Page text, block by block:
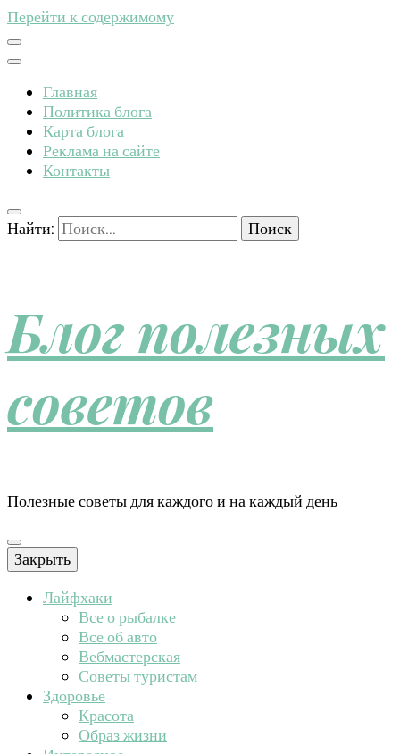
Перейти к содержимому
Главная
Политика блога
Карта блога
Реклама на сайте
Контакты
Найти:
Блог полезных
советов
Полезные советы для каждого и на каждый день
Закрыть
Лайфхаки
Все о рыбалке
Все об авто
Вебмастерская
Советы туристам
Здоровье
Красота
Образ жизни